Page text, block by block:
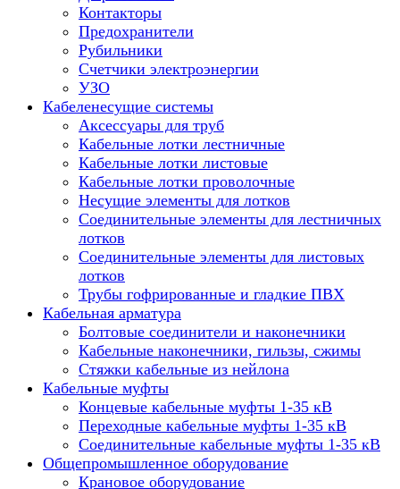
Контакторы
Предохранители
Рубильники
Счетчики электроэнергии
УЗО
Кабеленесущие системы
Аксессуары для труб
Кабельные лотки лестничные
Кабельные лотки листовые
Кабельные лотки проволочные
Несущие элементы для лотков
Соединительные элементы для лестничных
лотков
Соединительные элементы для листовых
лотков
Трубы гофрированные и гладкие ПВХ
Кабельная арматура
Болтовые соединители и наконечники
Кабельные наконечники, гильзы, сжимы
Стяжки кабельные из нейлона
Кабельные муфты
Концевые кабельные муфты 1-35 кВ
Переходные кабельные муфты 1-35 кВ
Соединительные кабельные муфты 1-35 кВ
Общепромышленное оборудование
Крановое оборудование